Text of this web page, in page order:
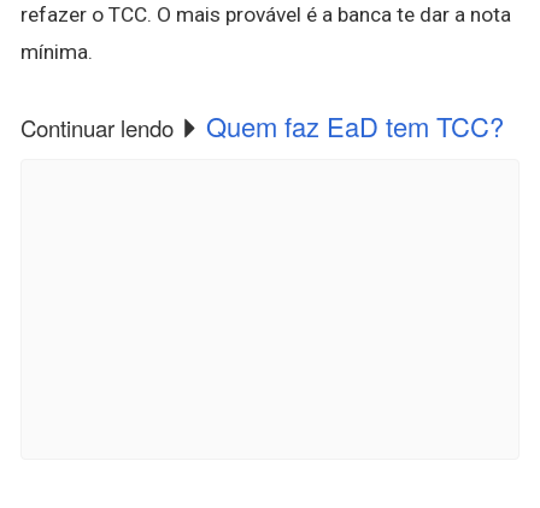
refazer o TCC. O mais provável é a banca te dar a nota
mínima.
Continuar lendo Quem faz EaD tem TCC?